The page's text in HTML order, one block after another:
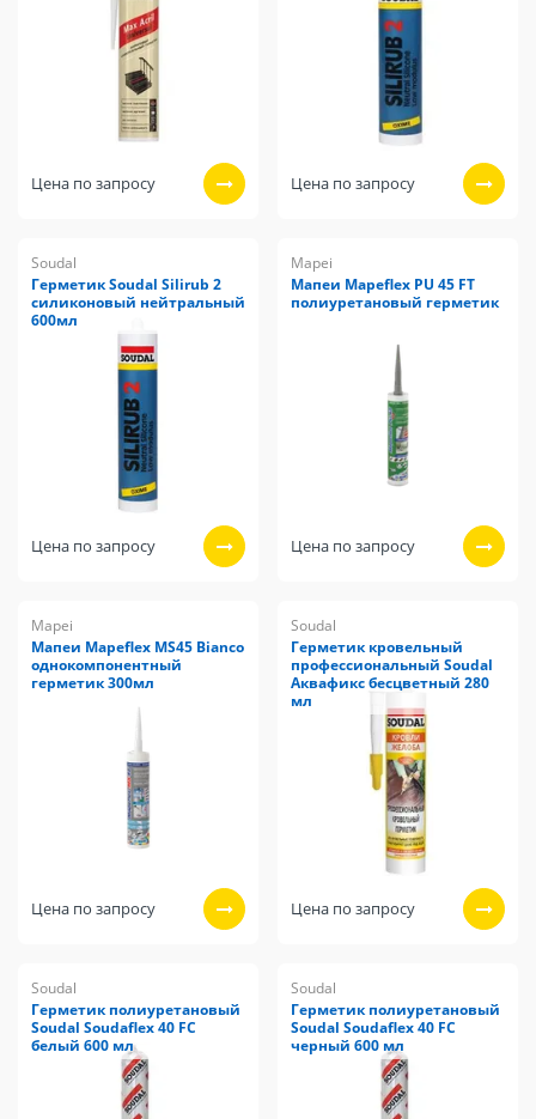
Цена по запросу Цена по запросу
Soudal
Герметик Soudal Silirub 2
силиконовый нейтральный
600мл
Цена по запросу
Mapei
Мапеи Mapeflex PU 45 FT
полиуретановый герметик
Цена по запросу
Mapei
Мапеи Mapeflex MS45 Bianco
однокомпонентный
герметик 300мл
Цена по запросу
Soudal
Герметик кровельный
профессиональный Soudal
Аквафикс бесцветный 280
мл
Цена по запросу
Soudal
Герметик полиуретановый
Soudal Soudaflex 40 FC
белый 600 мл
Soudal
Герметик полиуретановый
Soudal Soudaflex 40 FC
черный 600 мл